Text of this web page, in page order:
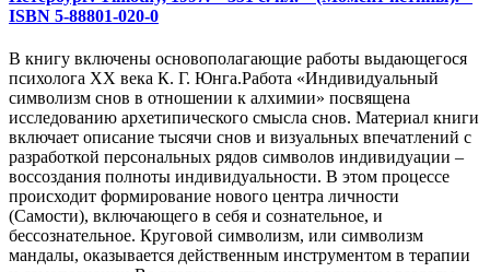
ISBN 5-88801-020-0
В книгу включены основополагающие работы выдающегося
психолога XX века К. Г. Юнга.Работа «Индивидуальный
символизм снов в отношении к алхимии» посвящена
исследованию архетипического смысла снов. Материал книги
включает описание тысячи снов и визуальных впечатлений с
разработкой персональных рядов символов индивидуации –
воссоздания полноты индивидуальности. В этом процессе
происходит формирование нового центра личности
(Самости), включающего в себя и сознательное, и
бессознательное. Круговой символизм, или символизм
мандалы, оказывается действенным инструментом в терапии